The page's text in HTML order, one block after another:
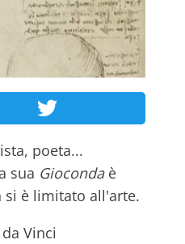
poeta...
sua Giocondaè
si è limitato all'arte.
Vinci